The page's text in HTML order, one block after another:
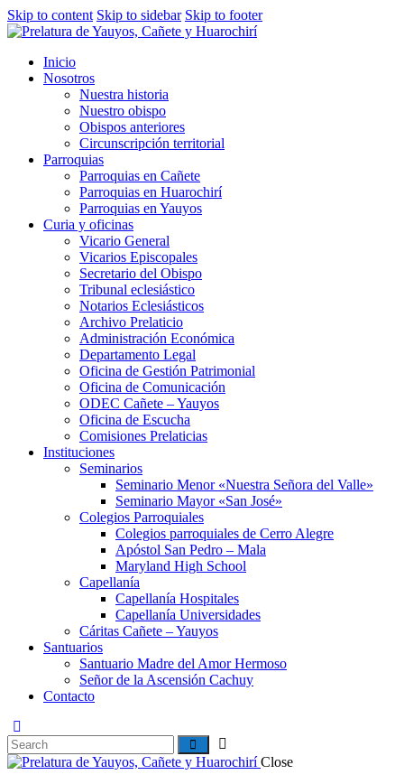
Skip to content Skip to sidebar Skip to footer
Inicio
Nosotros
Nuestra historia
Nuestro obispo
Obispos anteriores
Circunscripción territorial
Parroquias
Parroquias en Cañete
Parroquias en Huarochirí
Parroquias en Yauyos
Curia y oficinas
Vicario General
Vicarios Episcopales
Secretario del Obispo
Tribunal eclesiástico
Notarios Eclesiásticos
Archivo Prelaticio
Administración Económica
Departamento Legal
Oficina de Gestión Patrimonial
Oficina de Comunicación
ODEC Cañete – Yauyos
Oficina de Escucha
Comisiones Prelaticias
Instituciones
Seminarios
Seminario Menor «Nuestra Señora del Valle»
Seminario Mayor «San José»
Colegios Parroquiales
Colegios parroquiales de Cerro Alegre
Apóstol San Pedro – Mala
Maryland High School
Capellanía
Capellanía Hospitales
Capellanía Universidades
Cáritas Cañete – Yauyos
Santuarios
Santuario Madre del Amor Hermoso
Señor de la Ascensión Cachuy
Contacto
Close